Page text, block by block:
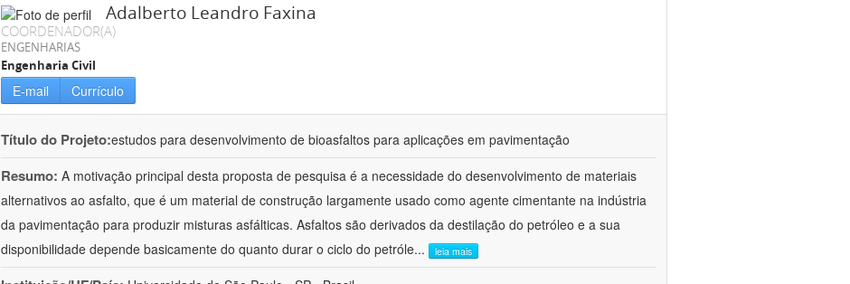
Adalberto Leandro Faxina
COORDENADOR(A)
ENGENHARIAS
Engenharia Civil
E-mail Currículo
Título do Projeto:estudos para desenvolvimento de bioasfaltos para aplicações em pavimentação
Resumo: A motivação principal desta proposta de pesquisa é a necessidade do desenvolvimento de materiais
alternativos ao asfalto, que é um material de construção largamente usado como agente cimentante na indústria
da pavimentação para produzir misturas asfálticas. Asfaltos são derivados da destilação do petróleo e a sua
disponibilidade depende basicamente do quanto durar o ciclo do petróle... leia mais